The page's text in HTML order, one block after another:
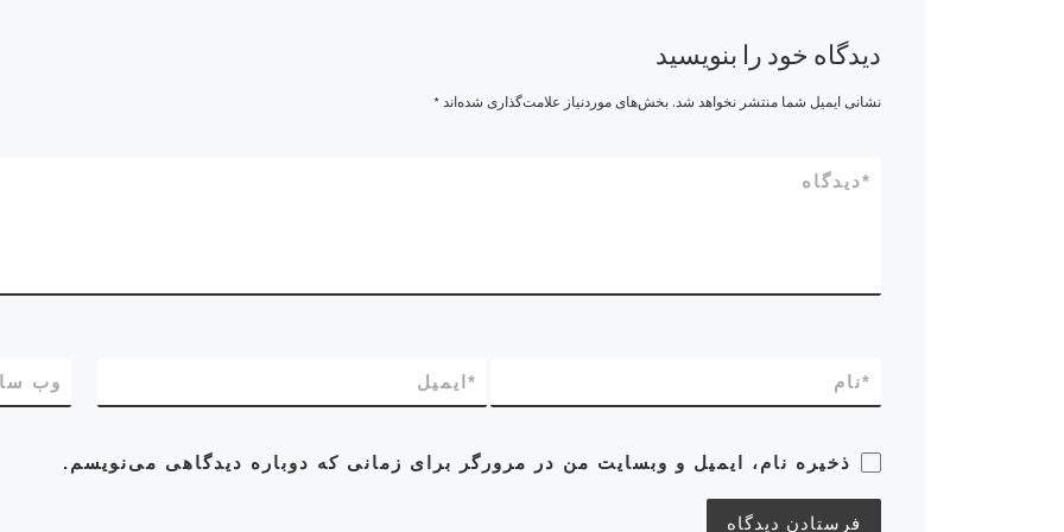
دیدگاه خود را بنویسید
نشانی ایمیل شما منتشر نخواهد شد. بخش‌های موردنیاز علامت‌گذاری شده‌اند*
دیدگاه*
نام* ایمیل * وب‌
ذخیره نام، ایمیل و وبسایت من در مرورگر برای زمانی که دوباره دیدگاهی می‌نویسم.